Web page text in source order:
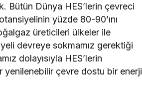
Bütün Dünya HES’lerin çevreci
yüzde 80-90’ını
üreticileri ülkeler ile
devreye sokmamız gerektiği
dolayısıyla HES’lerin
yenilenebilir çevre dostu bir enerji